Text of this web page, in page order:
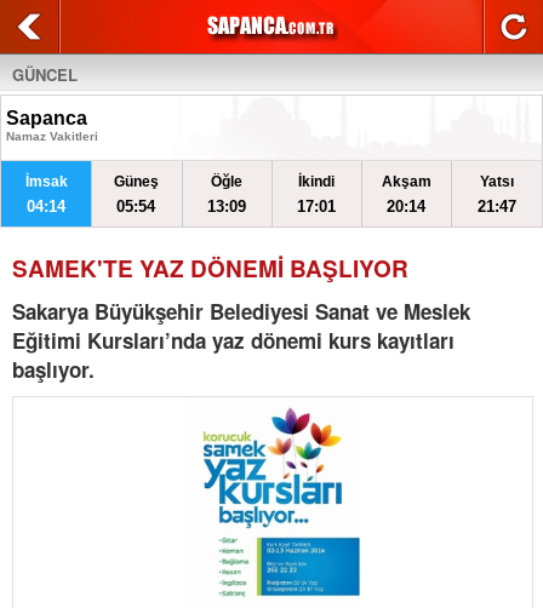
GÜNCEL
Sapanca
Namaz Vakitleri
İmsak
04:14
Güneş
05:54
Öğle
13:09
İkindi
17:01
Akşam
20:14
Yatsı
21:47
SAMEK'TE YAZ DÖNEMİ BAŞLIYOR
Sakarya Büyükşehir Belediyesi Sanat ve Meslek
Eğitimi Kursları’nda yaz dönemi kurs kayıtları
başlıyor.